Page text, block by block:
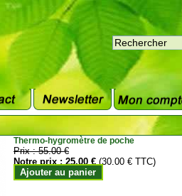
Thermo-hygromètre de poche
Prix :55.00 €
Notre prix :25.00 € (30.00 € TTC)
Ajouter au panier